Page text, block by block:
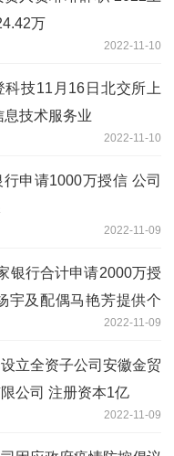
万
2022-11-10
技11月16日北交所上
技术服务业
2022-11-10
申请1000万授信 公司
2022-11-09
银行合计申请2000万授
宇及配偶马艳芳提供个
2022-11-09
立全资子公司安徽金贸
公司 注册资本1亿
2022-11-09